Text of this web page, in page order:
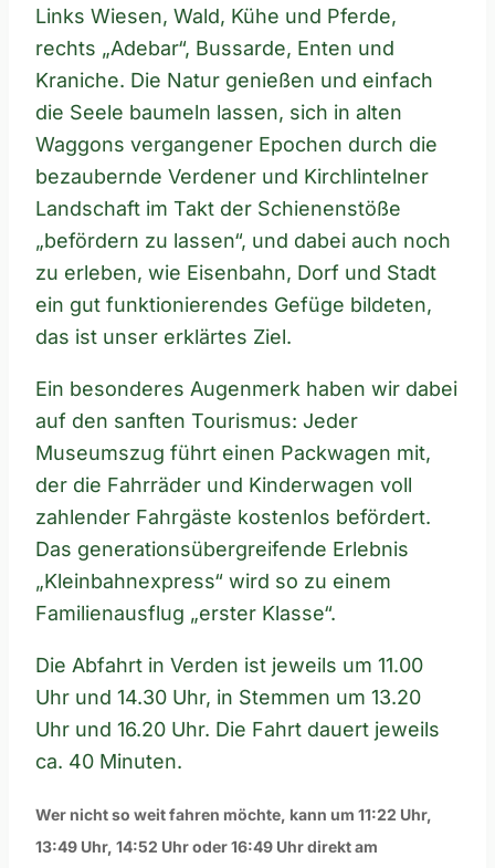
Links Wiesen, Wald, Kühe und Pferde,
rechts „Adebar“, Bussarde, Enten und
Kraniche. Die Natur genießen und einfach
die Seele baumeln lassen, sich in alten
Waggons vergangener Epochen durch die
bezaubernde Verdener und Kirchlintelner
Landschaft im Takt der Schienenstöße
„befördern zu lassen“, und dabei auch noch
zu erleben, wie Eisenbahn, Dorf und Stadt
ein gut funktionierendes Gefüge bildeten,
das ist unser erklärtes Ziel.
Ein besonderes Augenmerk haben wir dabei
auf den sanften Tourismus: Jeder
Museumszug führt einen Packwagen mit,
der die Fahrräder und Kinderwagen voll
zahlender Fahrgäste kostenlos befördert.
Das generationsübergreifende Erlebnis
„Kleinbahnexpress“ wird so zu einem
Familienausflug „erster Klasse“.
Die Abfahrt in Verden ist jeweils um 11.00
Uhr und 14.30 Uhr, in Stemmen um 13.20
Uhr und 16.20 Uhr. Die Fahrt dauert jeweils
ca. 40 Minuten.
Wer nicht so weit fahren möchte, kann um 11:22 Uhr,
13:49 Uhr, 14:52 Uhr oder 16:49 Uhr direkt am